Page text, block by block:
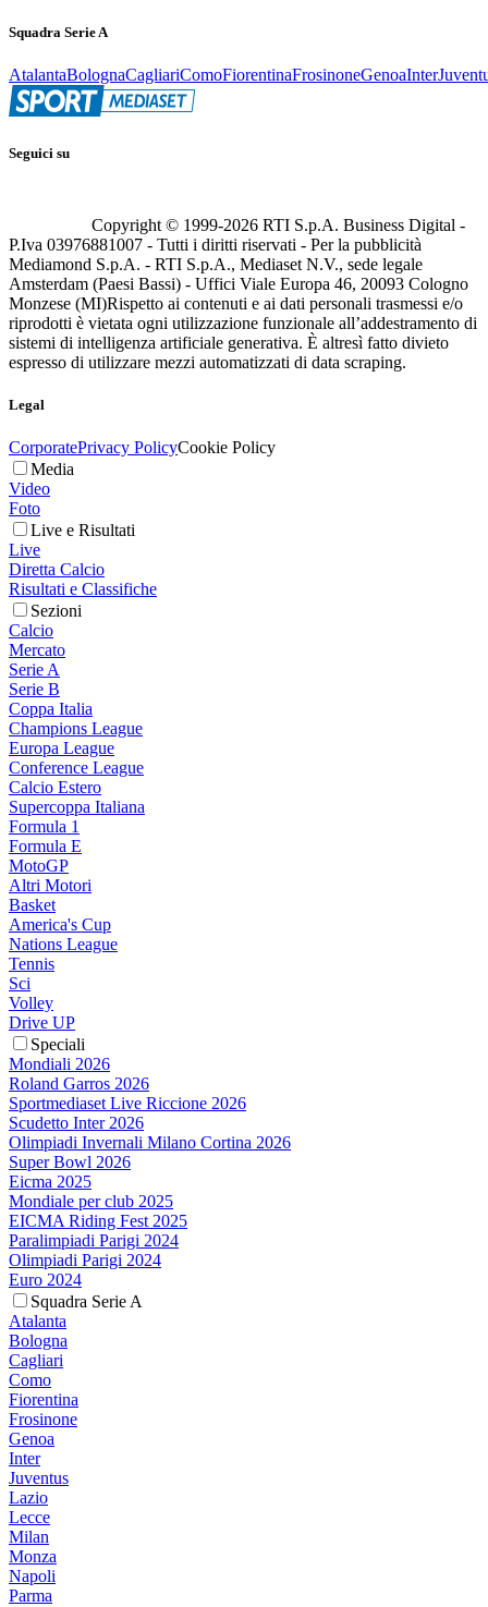
Squadra Serie A
AtalantaBolognaCagliariComoFiorentinaFrosinoneGenoaInter
Seguici su
Copyright © 1999-2026 RTI S.p.A. Business Digital -
P.Iva 03976881007 - Tutti i diritti riservati - Per la pubblicità
Mediamond S.p.A. - RTI S.p.A., Mediaset N.V., sede legale
Amsterdam (Paesi Bassi) - Uffici Viale Europa 46, 20093 Cologno
Monzese (MI)Rispetto ai contenuti e ai dati personali trasmessi e/o
riprodotti è vietata ogni utilizzazione funzionale all’addestramento di
sistemi di intelligenza artificiale generativa. È altresì fatto divieto
espresso di utilizzare mezzi automatizzati di data scraping.
Legal
CorporatePrivacy PolicyCookie Policy
Media
Video
Foto
Live e Risultati
Live
Diretta Calcio
Risultati e Classifiche
Sezioni
Calcio
Mercato
Serie A
Serie B
Coppa Italia
Champions League
Europa League
Conference League
Calcio Estero
Supercoppa Italiana
Formula 1
Formula E
MotoGP
Altri Motori
Basket
America's Cup
Nations League
Tennis
Sci
Volley
Drive UP
Speciali
Mondiali 2026
Roland Garros 2026
Sportmediaset Live Riccione 2026
Scudetto Inter 2026
Olimpiadi Invernali Milano Cortina 2026
Super Bowl 2026
Eicma 2025
Mondiale per club 2025
EICMA Riding Fest 2025
Paralimpiadi Parigi 2024
Olimpiadi Parigi 2024
Euro 2024
Squadra Serie A
Atalanta
Bologna
Cagliari
Como
Fiorentina
Frosinone
Genoa
Inter
Juventus
Lazio
Lecce
Milan
Monza
Napoli
Parma